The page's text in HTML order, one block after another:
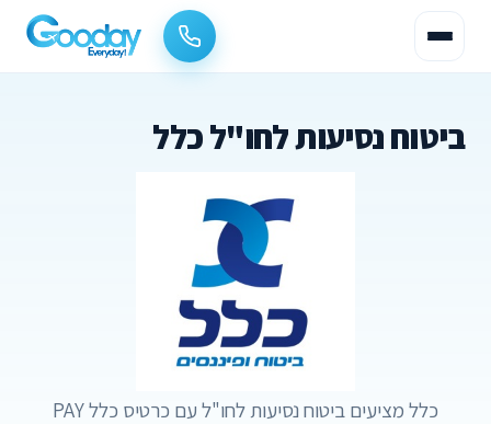
ביטוח נסיעות לחו"ל כלל
כלל מציעים ביטוח נסיעות לחו"ל עם כרטיס כלל PAY